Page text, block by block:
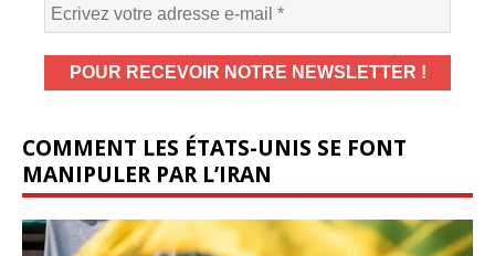
COMMENT LES ÉTATS-UNIS SE FONT
MANIPULER PAR L’IRAN